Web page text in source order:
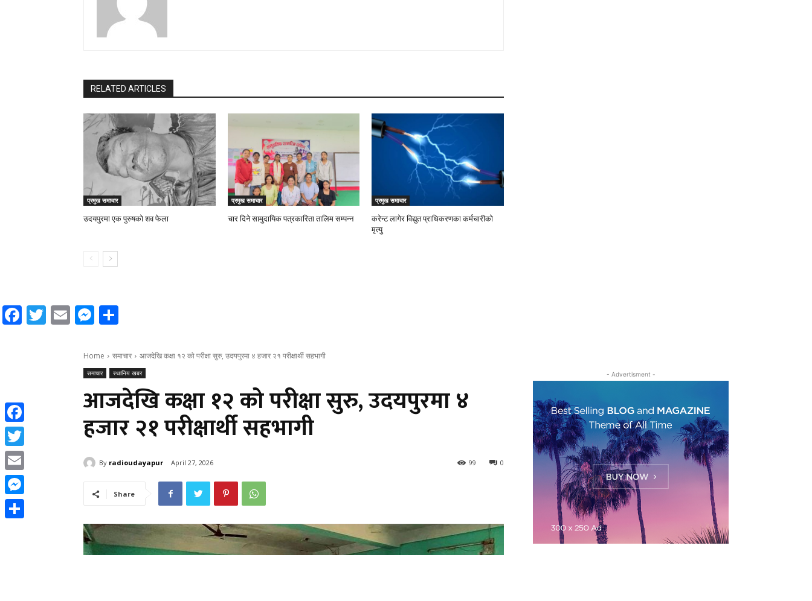
RELATED ARTICLES
प्रमुख समाचार
उदयपुरमा एक पुरुषको शव फेला
प्रमुख समाचार
चार दिने सामुदायिक पत्रकारिता तालिम सम्पन्न
प्रमुख समाचार
करेन्ट लागेर विद्युत प्राधिकरणका कर्मचारीको
मृत्यु
Facebook
Twitter
EmailMessenger